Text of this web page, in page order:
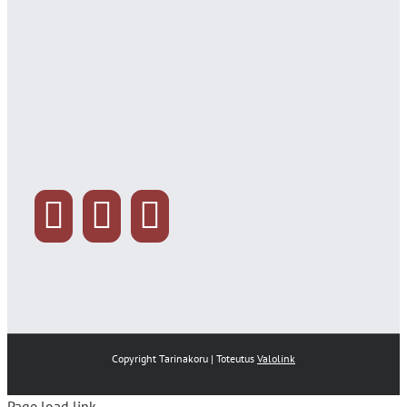
Copyright Tarinakoru | Toteutus Valolink